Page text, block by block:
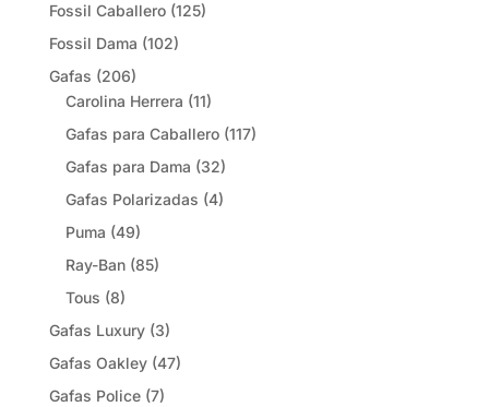
Fossil Caballero (125)
Fossil Dama (102)
Gafas (206)
Carolina Herrera (11)
Gafas para Caballero (117)
Gafas para Dama (32)
Gafas Polarizadas (4)
Puma (49)
Ray-Ban (85)
Tous (8)
Gafas Luxury (3)
Gafas Oakley (47)
Gafas Police (7)